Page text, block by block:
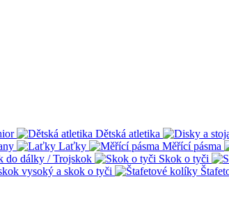
Dětská atletika
Laťky Měřící pásma
do dálky / Trojskok Skok o tyči
vysoký a skok o tyči